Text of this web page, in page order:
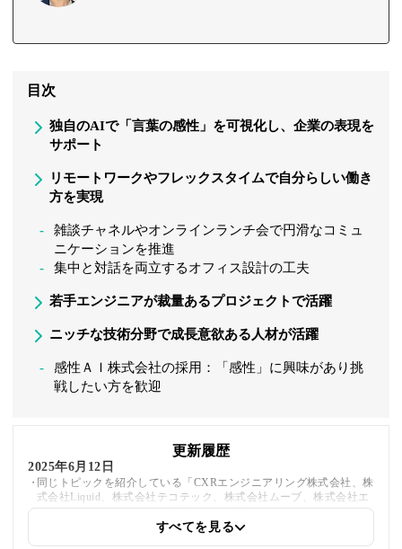
目次
独自のAIで「言葉の感性」を可視化し、企業の表現を
サポート
リモートワークやフレックスタイムで自分らしい働き
方を実現
雑談チャネルやオンラインランチ会で円滑なコミュ
ニケーションを推進
集中と対話を両立するオフィス設計の工夫
若手エンジニアが裁量あるプロジェクトで活躍
ニッチな技術分野で成長意欲ある人材が活躍
感性ＡＩ株式会社の採用：「感性」に興味があり挑
戦したい方を歓迎
更新履歴
2025年6月12日
同じトピックを紹介している「CXRエンジニアリング株式会社、株
式会社Liquid、株式会社テコテック、株式会社ムーブ、株式会社エ
クスライズ、cotree」への内部リンクを追加しました
すべてを見る